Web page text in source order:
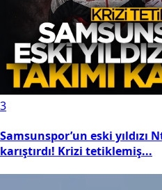
3
Samsunspor’un eski yıldızı
karıştırdı! Krizi tetiklemiş...